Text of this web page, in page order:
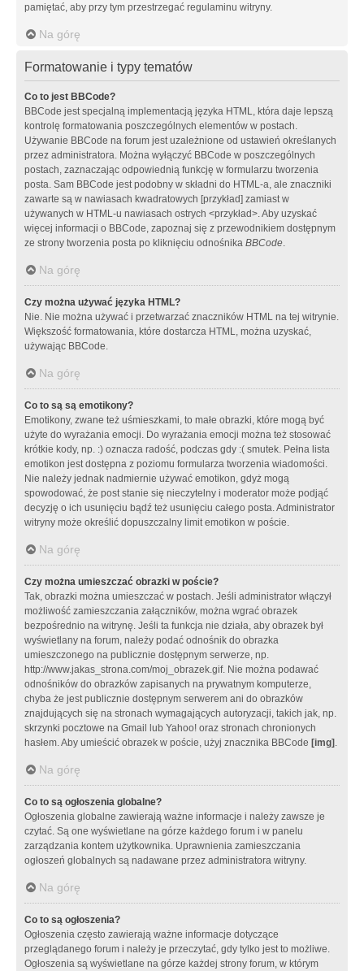
pamiętać, aby przy tym przestrzegać regulaminu witryny.
Na górę
Formatowanie i typy tematów
Co to jest BBCode?
BBCode jest specjalną implementacją języka HTML, która daje lepszą
kontrolę formatowania poszczególnych elementów w postach.
Używanie BBCode na forum jest uzależnione od ustawień określanych
przez administratora. Można wyłączyć BBCode w poszczególnych
postach, zaznaczając odpowiednią funkcję w formularzu tworzenia
posta. Sam BBCode jest podobny w składni do HTML-a, ale znaczniki
zawarte są w nawiasach kwadratowych [przykład] zamiast w
używanych w HTML-u nawiasach ostrych <przykład>. Aby uzyskać
więcej informacji o BBCode, zapoznaj się z przewodnikiem dostępnym
ze strony tworzenia posta po kliknięciu odnośnika BBCode.
Na górę
Czy można używać języka HTML?
Nie. Nie można używać i przetwarzać znaczników HTML na tej witrynie.
Większość formatowania, które dostarcza HTML, można uzyskać,
używając BBCode.
Na górę
Co to są są emotikony?
Emotikony, zwane też uśmieszkami, to małe obrazki, które mogą być
użyte do wyrażania emocji. Do wyrażania emocji można też stosować
krótkie kody, np. :) oznacza radość, podczas gdy :( smutek. Pełna lista
emotikon jest dostępna z poziomu formularza tworzenia wiadomości.
Nie należy jednak nadmiernie używać emotikon, gdyż mogą
spowodować, że post stanie się nieczytelny i moderator może podjąć
decyzję o ich usunięciu bądź też usunięciu całego posta. Administrator
witryny może określić dopuszczalny limit emotikon w poście.
Na górę
Czy można umieszczać obrazki w poście?
Tak, obrazki można umieszczać w postach. Jeśli administrator włączył
możliwość zamieszczania załączników, można wgrać obrazek
bezpośrednio na witrynę. Jeśli ta funkcja nie działa, aby obrazek był
wyświetlany na forum, należy podać odnośnik do obrazka
umieszczonego na publicznie dostępnym serwerze, np.
http://www.jakas_strona.com/moj_obrazek.gif. Nie można podawać
odnośników do obrazków zapisanych na prywatnym komputerze,
chyba że jest publicznie dostępnym serwerem ani do obrazków
znajdujących się na stronach wymagających autoryzacji, takich jak, np.
skrzynki pocztowe na Gmail lub Yahoo! oraz stronach chronionych
hasłem. Aby umieścić obrazek w poście, użyj znacznika BBCode [img].
Na górę
Co to są ogłoszenia globalne?
Ogłoszenia globalne zawierają ważne informacje i należy zawsze je
czytać. Są one wyświetlane na górze każdego forum i w panelu
zarządzania kontem użytkownika. Uprawnienia zamieszczania
ogłoszeń globalnych są nadawane przez administratora witryny.
Na górę
Co to są ogłoszenia?
Ogłoszenia często zawierają ważne informacje dotyczące
przeglądanego forum i należy je przeczytać, gdy tylko jest to możliwe.
Ogłoszenia są wyświetlane na górze każdej strony forum, w którym